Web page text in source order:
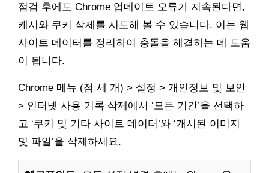
점검 후에도 Chrome 업데이트 오류가 지속된다면,
캐시와 쿠키 삭제를 시도해 볼 수 있습니다. 이는 웹
사이트 데이터를 정리하여 충돌을 해결하는 데 도움
이 됩니다.
Chrome 메뉴 (점 세 개) > 설정 > 개인정보 및 보안
> 인터넷 사용 기록 삭제에서 ‘모든 기간’을 선택하
고 ‘쿠키 및 기타 사이트 데이터’와 ‘캐시된 이미지
및 파일’을 삭제하세요.